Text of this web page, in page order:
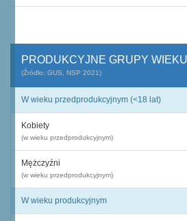
PRODUKCYJNE GRUPY WIEKU
(Źródło: GUS, NSP 2021)
W wieku przedprodukcyjnym (<18 lat)
Kobiety
(w wieku przedprodukcyjnym)
Mężczyźni
(w wieku przedprodukcyjnym)
W wieku produkcyjnym